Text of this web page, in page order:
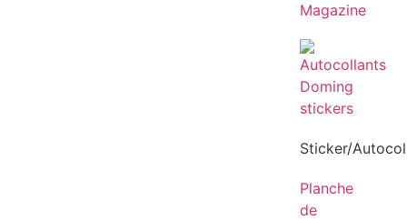
Magazine
Sticker/
Planche
de